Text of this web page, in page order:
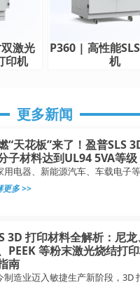
激光
印机
P360 | 高性能
机
更多新闻
“天花板”来了！盈普SLS
子材料达到UL94 5VA等级
用电器、新能源汽车、车载电子
更多 >>
3D 打印材料全解析：尼
PEEK 等粉末激光烧结打
南
制造业迈入敏捷生产新阶段，3D